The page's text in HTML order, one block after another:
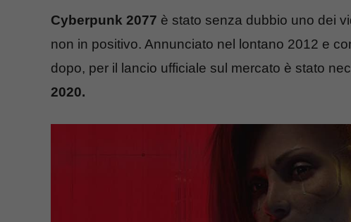
Cyberpunk 2077 è stato senza dubbio uno dei
non in positivo. Annunciato nel lontano 2012 e
dopo, per il lancio ufficiale sul mercato è stato
2020.